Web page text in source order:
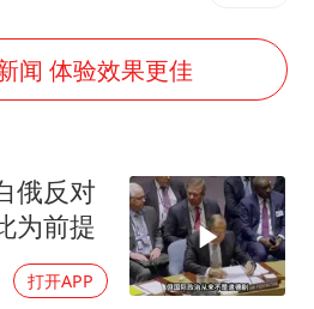
男子攒206小时加班调休被拒获赔1.6万
中方：奉劝美方解除对古巴制裁封锁
公安部通报：抓获犯罪嫌疑人8200余名
海将苏州河水强排至黄浦江
我国民营企业创新动能持续增强
闻 体验效果更佳
俄反对
为前提
打开APP